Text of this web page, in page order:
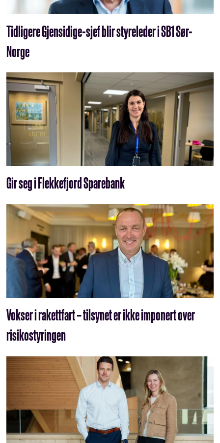
Tidligere Gjensidige-sjef blir styreleder i SB1 Sør-
Norge
Gir seg i Flekkefjord Sparebank
Vokser i rakettfart – tilsynet er ikke imponert over
risikostyringen